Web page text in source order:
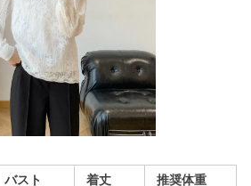
バスト 着丈 推奨体重